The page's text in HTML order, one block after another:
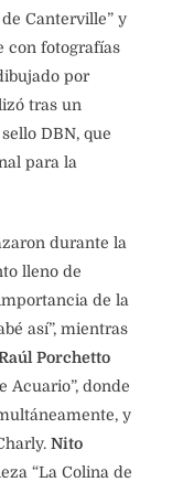
Canterville” y
con fotografías
por
tras un
DBN, que
para la
durante la
lleno de
de la
así”, mientras
Porchetto
Acuario”, donde
y
Nito
“La Colina de